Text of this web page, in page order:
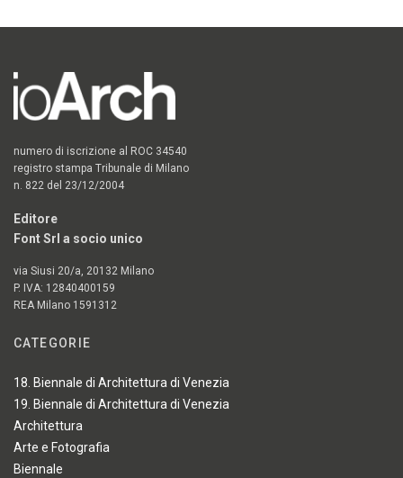
numero di iscrizione al ROC 34540
registro stampa Tribunale di Milano
n. 822 del 23/12/2004
Editore
Font Srl a socio unico
via Siusi 20/a, 20132 Milano
P. IVA: 12840400159
REA Milano 1591312
CATEGORIE
18. Biennale di Architettura di Venezia
19. Biennale di Architettura di Venezia
Architettura
Arte e Fotografia
Biennale